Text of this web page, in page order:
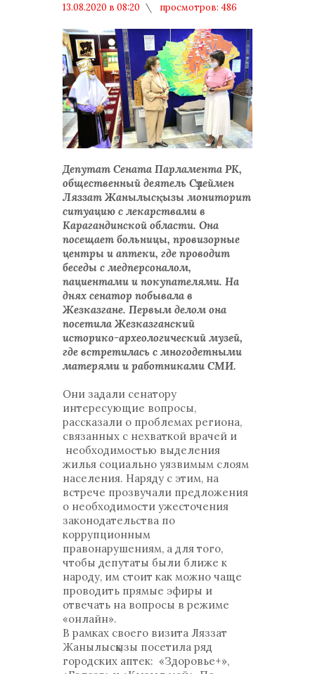
13.08.2020 в 08:20
просмотров: 486
Депутат Сената Парламента РК,
общественный деятель Сүлеймен
Ляззат Жанылысқызы мониторит
ситуацию с лекарствами в
Карагандинской области. Она
посещает больницы, провизорные
центры и аптеки, где проводит
беседы с медперсоналом,
пациентами и покупателями. На
днях сенатор побывала в
Жезказгане. Первым делом она
посетила Жезказганский
историко-археологический музей,
где встретилась с многодетными
матерями и работниками СМИ.
Они задали сенатору
интересующие вопросы,
рассказали о проблемах региона,
связанных с нехваткой врачей и
необходимостью выделения
жилья социально уязвимым слоям
населения. Наряду с этим, на
встрече прозвучали предложения
о необходимости ужесточения
законодательства по
коррупционным
правонарушениям, а для того,
чтобы депутаты были ближе к
народу, им стоит как можно чаще
проводить прямые эфиры и
отвечать на вопросы в режиме
«онлайн».
В рамках своего визита Ляззат
Жанылысқызы посетила ряд
городских аптек: «Здоровье+»,